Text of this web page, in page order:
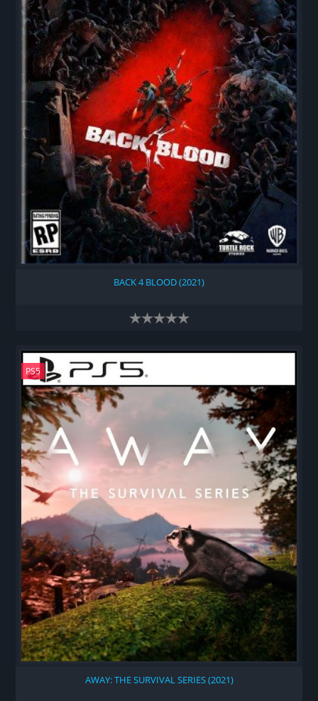
BACK 4 BLOOD (2021)
PS5
AWAY: THE SURVIVAL SERIES (2021)